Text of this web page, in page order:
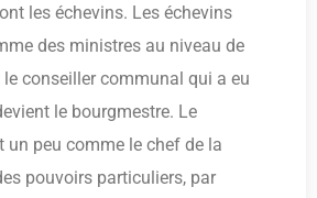
les échevins. Les échevins
des ministres au niveau de
conseiller communal qui a eu
le bourgmestre. Le
un peu comme le chef de la
pouvoirs particuliers, par